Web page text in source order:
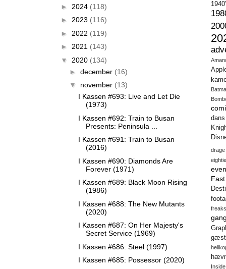
► 2024 (118)
► 2023 (116)
► 2022 (119)
► 2021 (143)
▼ 2020 (134)
► december (16)
▼ november (13)
I Kassen #693: Live and Let Die
(1973)
I Kassen #692: Train to Busan
Presents: Peninsula ...
I Kassen #691: Train to Busan
(2016)
I Kassen #690: Diamonds Are
Forever (1971)
I Kassen #689: Black Moon Rising
(1986)
I Kassen #688: The New Mutants
(2020)
I Kassen #687: On Her Majesty's
Secret Service (1969)
I Kassen #686: Steel (1997)
I Kassen #685: Possessor (2020)
dans
drage
freaks